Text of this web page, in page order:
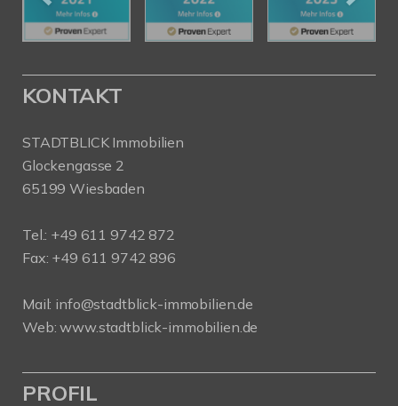
KONTAKT
STADTBLICK Immobilien
Glockengasse 2
65199 Wiesbaden
Tel.: +49 611 9742 872
Fax: +49 611 9742 896
Mail: info@stadtblick-immobilien.de
Web:www.stadtblick-immobilien.de
PROFIL